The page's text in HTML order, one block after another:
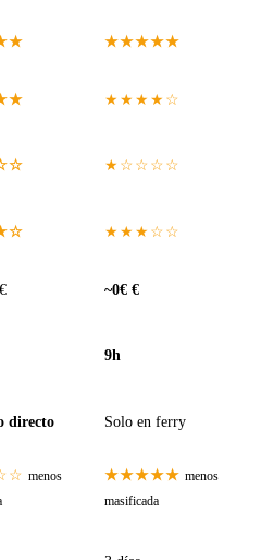
★★★★★
★★★★☆
★☆☆☆☆
★★★☆☆
~0€ €
9h
directo Solo en ferry
menos
★★★★★ menos
masificada